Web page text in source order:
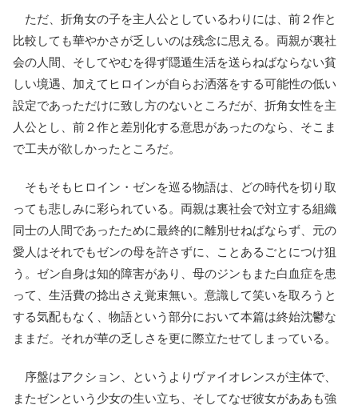
ただ、折角女の子を主人公としているわりには、前２作と
比較しても華やかさが乏しいのは残念に思える。両親が裏社
会の人間、そしてやむを得ず隠遁生活を送らねばならない貧
しい境遇、加えてヒロインが自らお洒落をする可能性の低い
設定であっただけに致し方のないところだが、折角女性を主
人公とし、前２作と差別化する意思があったのなら、そこま
で工夫が欲しかったところだ。
そもそもヒロイン・ゼンを巡る物語は、どの時代を切り取
っても悲しみに彩られている。両親は裏社会で対立する組織
同士の人間であったために最終的に離別せねばならず、元の
愛人はそれでもゼンの母を許さずに、ことあるごとにつけ狙
う。ゼン自身は知的障害があり、母のジンもまた白血症を患
って、生活費の捻出さえ覚束無い。意識して笑いを取ろうと
する気配もなく、物語という部分において本篇は終始沈鬱な
ままだ。それが華の乏しさを更に際立たせてしまっている。
序盤はアクション、というよりヴァイオレンスが主体で、
またゼンという少女の生い立ち、そしてなぜ彼女がああも強